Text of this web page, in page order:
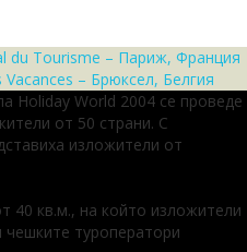
du Tourisme – Париж, Франция
Vacances – Брюксел, Белгия
Holiday World 2004 се проведе
от 50 страни. С
изложители от
40 кв.м., на който изложители
чешките туроператори